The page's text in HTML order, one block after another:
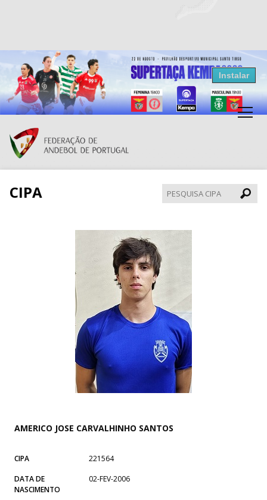
Resultados Andebol
Federação de Andebol de Portugal
Grátis - Disponivel na Play Store
Instalar
CIPA
CIPA
AMERICO JOSE CARVALHINHO SANTOS
CIPA
221564
DATA DE
NASCIMENTO
02-FEV-2006